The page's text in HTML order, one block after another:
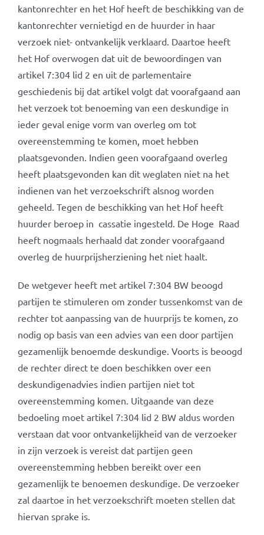
kantonrechter en het Hof heeft de beschikking van de
kantonrechter vernietigd en de huurder in haar
verzoek niet- ontvankelijk verklaard. Daartoe heeft
het Hof overwogen dat uit de bewoordingen van
artikel 7:304 lid 2 en uit de parlementaire
geschiedenis bij dat artikel volgt dat voorafgaand aan
het verzoek tot benoeming van een deskundige in
ieder geval enige vorm van overleg om tot
overeenstemming te komen, moet hebben
plaatsgevonden. Indien geen voorafgaand overleg
heeft plaatsgevonden kan dit weglaten niet na het
indienen van het verzoekschrift alsnog worden
geheeld. Tegen de beschikking van het Hof heeft
huurder beroep in cassatie ingesteld. De Hoge Raad
heeft nogmaals herhaald dat zonder voorafgaand
overleg de huurprijsherziening het niet haalt.
De wetgever heeft met artikel 7:304 BW beoogd
partijen te stimuleren om zonder tussenkomst van de
rechter tot aanpassing van de huurprijs te komen, zo
nodig op basis van een advies van een door partijen
gezamenlijk benoemde deskundige. Voorts is beoogd
de rechter direct te doen beschikken over een
deskundigenadvies indien partijen niet tot
overeenstemming komen. Uitgaande van deze
bedoeling moet artikel 7:304 lid 2 BW aldus worden
verstaan dat voor ontvankelijkheid van de verzoeker
in zijn verzoek is vereist dat partijen geen
overeenstemming hebben bereikt over een
gezamenlijk te benoemen deskundige. De verzoeker
zal daartoe in het verzoekschrift moeten stellen dat
hiervan sprake is.